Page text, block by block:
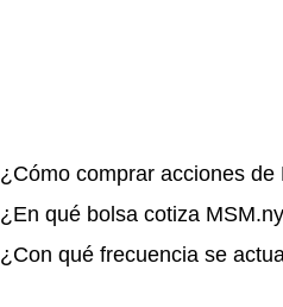
¿Cómo comprar acciones
¿En qué bolsa cotiza
¿Con qué frecuencia se